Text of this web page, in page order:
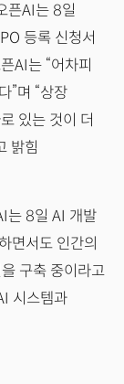
픈AI는 8일
등록 신청서
AI는 “어차피
”며 “상장
있는 것이 더
밝힘
는 8일 AI 개발
면서도 인간의
구축 중이라고
시스템과